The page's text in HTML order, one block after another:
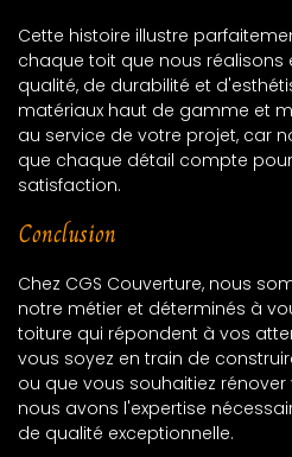
Cette histoire illustre
chaque toit que nous réalisons
qualité, de durabilité et
matériaux haut de gamme et
au service de votre projet, car
que chaque détail compte
satisfaction.
Conclusion
Chez CGS Couverture, nous
notre métier et déterminés à
toiture qui répondent à vos
vous soyez en train de
ou que vous souhaitiez
nous avons l'expertise
de qualité exceptionnelle.